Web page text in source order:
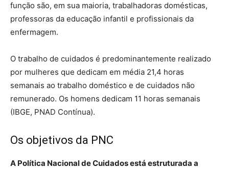
função são, em sua maioria, trabalhadoras domésticas,
professoras da educação infantil e profissionais da
enfermagem.
O trabalho de cuidados é predominantemente realizado
por mulheres que dedicam em média 21,4 horas
semanais ao trabalho doméstico e de cuidados não
remunerado. Os homens dedicam 11 horas semanais
(IBGE, PNAD Contínua).
Os objetivos da PNC
A Política Nacional de Cuidados está estruturada a